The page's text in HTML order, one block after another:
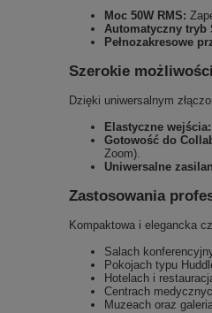
Moc 50W RMS:
Automatyczny tryb
Pełnozakresowe
Szerokie
Dzięki uniwersalnym
Elastyczne wejścia:
Gotowość do
Zoom).
Uniwersalne
Zastosowania
Kompaktowa i elegancka
Salach
Pokojach typu
Hotelach i
Centrach
Muzeach oraz